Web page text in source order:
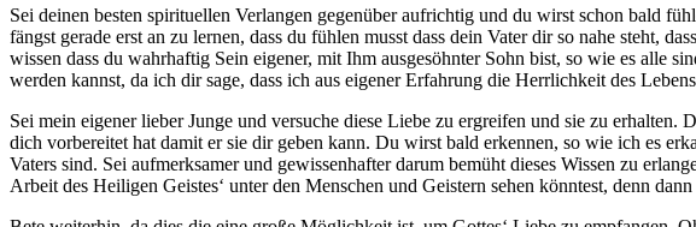
Sei deinen besten spirituellen Verlangen gegenüber aufrichtig und du wirst schon bald
fängst gerade erst an zu lernen, dass du fühlen musst dass dein Vater dir so nahe steht,
wissen dass du wahrhaftig Sein eigener, mit Ihm ausgesöhnter Sohn bist, so wie es alle
werden kannst, da ich dir sage, dass ich aus eigener Erfahrung die Herrlichkeit des
Sei mein eigener lieber Junge und versuche diese Liebe zu ergreifen und sie zu
dich vorbereitet hat damit er sie dir geben kann. Du wirst bald erkennen, so wie ich es
Vaters sind. Sei aufmerksamer und gewissenhafter darum bemüht dieses Wissen zu
Arbeit des Heiligen Geistes‘ unter den Menschen und Geistern sehen könntest, denn